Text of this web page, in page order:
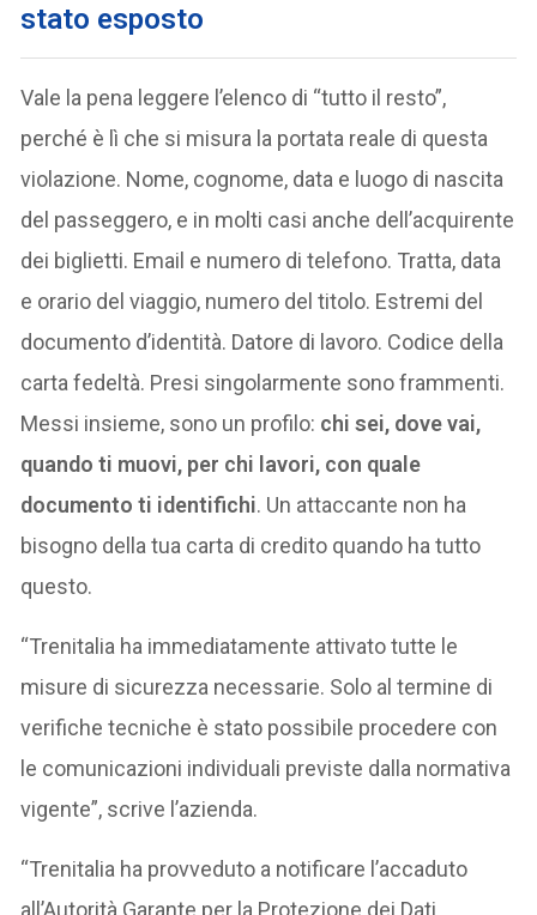
stato esposto
Vale la pena leggere l’elenco di “tutto il resto”,
perché è lì che si misura la portata reale di questa
violazione. Nome, cognome, data e luogo di nascita
del passeggero, e in molti casi anche dell’acquirente
dei biglietti. Email e numero di telefono. Tratta, data
e orario del viaggio, numero del titolo. Estremi del
documento d’identità. Datore di lavoro. Codice della
carta fedeltà. Presi singolarmente sono frammenti.
Messi insieme, sono un profilo: chi sei, dove vai,
quando ti muovi, per chi lavori, con quale
documento ti identifichi. Un attaccante non ha
bisogno della tua carta di credito quando ha tutto
questo.
“Trenitalia ha immediatamente attivato tutte le
misure di sicurezza necessarie. Solo al termine di
verifiche tecniche è stato possibile procedere con
le comunicazioni individuali previste dalla normativa
vigente”, scrive l’azienda.
“Trenitalia ha provveduto a notificare l’accaduto
all’Autorità Garante per la Protezione dei Dati